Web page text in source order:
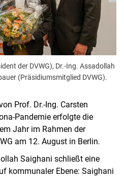
der DVWG), Dr.-Ing. Assadollah
(Präsidiumsmitglied DVWG).
Prof. Dr.-Ing. Carsten
Pandemie erfolgte die
Jahr im Rahmen der
am 12. August in Berlin.
Saighani schließt eine
kommunaler Ebene: Saighani